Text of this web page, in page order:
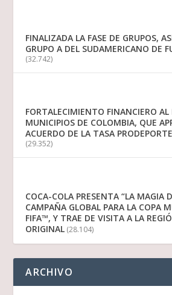
FINALIZADA LA FASE DE GRUPOS,
GRUPO A DEL SUDAMERICANO DE
(32.742)
FORTALECIMIENTO FINANCIERO
MUNICIPIOS DE COLOMBIA, QUE
ACUERDO DE LA TASA
(29.352)
COCA-COLA PRESENTA “LA MAGIA
CAMPAÑA GLOBAL PARA LA COPA
FIFA™, Y TRAE DE VISITA A LA
ORIGINAL (28.104)
ARCHIVO